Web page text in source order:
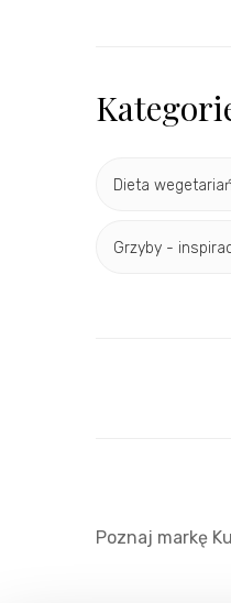
Dieta
Grzyby -
Poznaj markę